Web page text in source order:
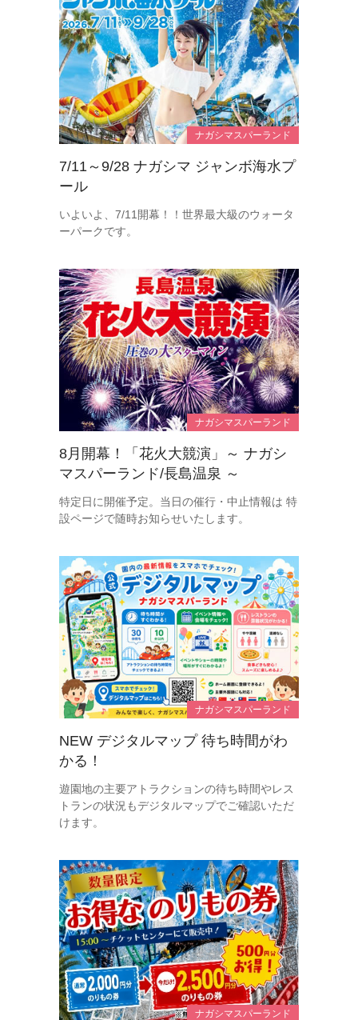
ナガシマスパーランド
7/11～9/28 ナガシマ ジャンボ海水プ
ール
いよいよ、7/11開幕！！世界最大級のウォータ
ーパークです。
ナガシマスパーランド
8月開幕！「花火大競演」～ ナガシ
マスパーランド/長島温泉 ～
特定日に開催予定。当日の催行・中止情報は 特
設ページで随時お知らせいたします。
ナガシマスパーランド
NEW デジタルマップ 待ち時間がわ
かる！
遊園地の主要アトラクションの待ち時間やレス
トランの状況もデジタルマップでご確認いただ
けます。
ナガシマスパーランド